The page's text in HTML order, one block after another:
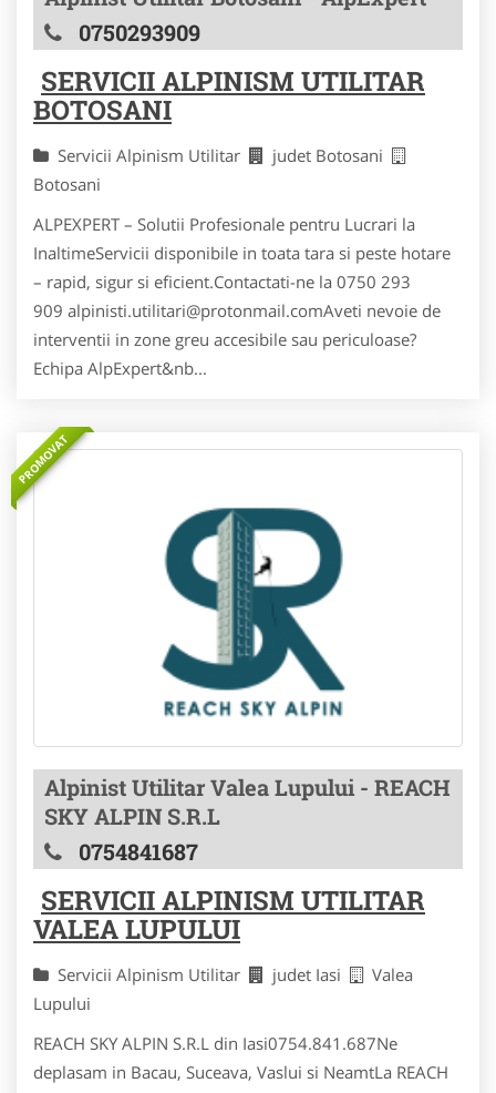
0750293909
SERVICII ALPINISM UTILITAR
BOTOSANI
Servicii Alpinism Utilitar
judet Botosani
Botosani
ALPEXPERT – Solutii Profesionale pentru Lucrari la
InaltimeServicii disponibile in toata tara si peste hotare
– rapid, sigur si eficient.Contactati-ne la 0750 293
909 alpinisti.utilitari@protonmail.comAveti nevoie de
interventii in zone greu accesibile sau periculoase?
Echipa AlpExpert&nb...
PROMOVAT
Alpinist Utilitar Valea Lupului - REACH
SKY ALPIN S.R.L
0754841687
SERVICII ALPINISM UTILITAR
VALEA LUPULUI
Servicii Alpinism Utilitar judet Iasi
Valea
Lupului
REACH SKY ALPIN S.R.L din Iasi0754.841.687Ne
deplasam in Bacau, Suceava, Vaslui si NeamtLa REACH